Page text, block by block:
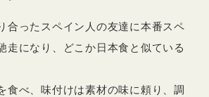
合ったスペイン人の友達に本番スペ
走になり、どこか日本食と似ている
食べ、味付けは素材の味に頼り、調